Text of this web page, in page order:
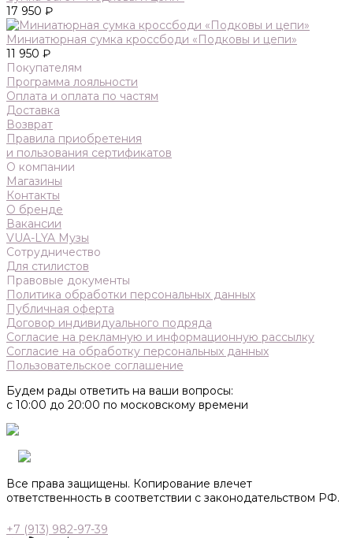
17 950 ₽
Миниатюрная сумка кроссбоди «Подковы и цепи»
11 950 ₽
Покупателям
Программа лояльности
Оплата и оплата по частям
Доставка
Возврат
Правила приобретения
и пользования сертификатов
О компании
Магазины
Контакты
О бренде
Вакансии
VUA-LYA Музы
Сотрудничество
Для стилистов
Правовые документы
Политика обработки персональных данных
Публичная оферта
Договор индивидуального подряда
Согласие на рекламную и информационную рассылку
Согласие на обработку персональных данных
Пользовательское соглашение
Будем рады ответить на ваши вопросы:
с 10:00 до 20:00 по московскому времени
Все права защищены. Копирование влечет
ответственность в соответствии с законодательством РФ.
+7 (913) 982-97-39